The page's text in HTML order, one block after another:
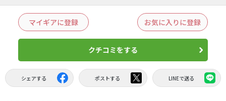
マイギアに登録 お気に入りに登録
クチコミをする
シェアする ポストする LINEで送る